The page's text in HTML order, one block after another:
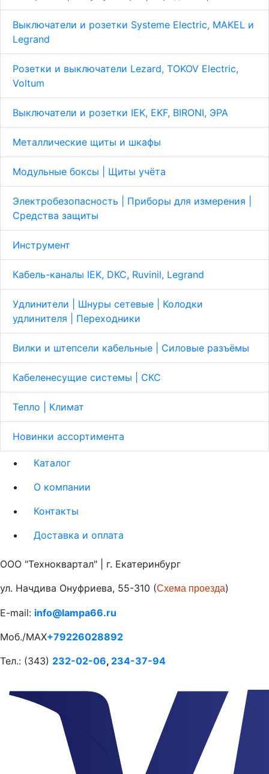
Выключатели и розетки Systeme Electric, MAKEL и
Legrand
Розетки и выключатели Lezard, TOKOV Electric,
Voltum
Выключатели и розетки IEK, EKF, BIRONI, ЭРА
Металлические щиты и шкафы
Модульные боксы | Щиты учёта
Электробезопасность | Приборы для измерения |
Средства защиты
Инструмент
Кабель-каналы IEK, DKC, Ruvinil, Legrand
Удлинители | Шнуры сетевые | Колодки
удлинителя | Переходники
Вилки и штепсели кабельные | Cиловые разъёмы
Кабеленесущие системы | СКС
Тепло | Климат
Новинки ассортимента
Каталог
О компании
Контакты
Доставка и оплата
ООО "Техноквартал" | г. Екатеринбург
ул. Начдива Онуфриева, 55-310 (Схема проезда)
E-mail: info@lampa66.ru
Моб./MAX+79226028892
Тел.: (343) 232-02-06, 234-37-94